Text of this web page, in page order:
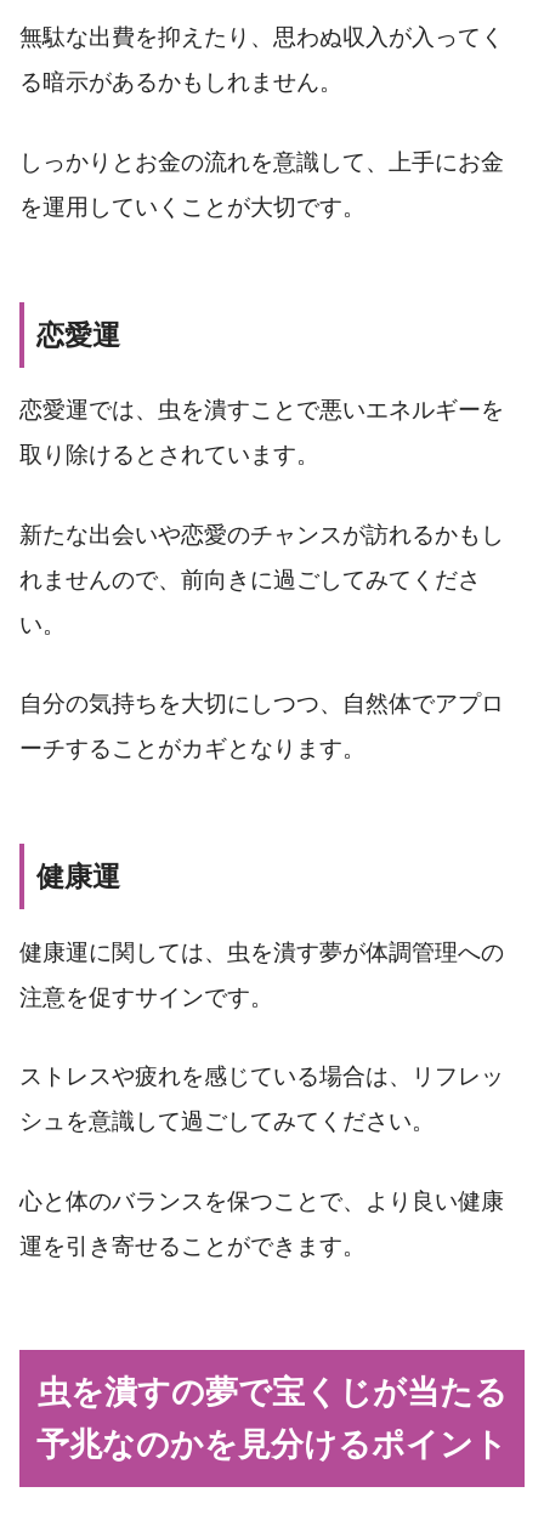
無駄な出費を抑えたり、思わぬ収入が入ってく
る暗示があるかもしれません。
しっかりとお金の流れを意識して、上手にお金
を運用していくことが大切です。
恋愛運
恋愛運では、虫を潰すことで悪いエネルギーを
取り除けるとされています。
新たな出会いや恋愛のチャンスが訪れるかもし
れませんので、前向きに過ごしてみてくださ
い。
自分の気持ちを大切にしつつ、自然体でアプロ
ーチすることがカギとなります。
健康運
健康運に関しては、虫を潰す夢が体調管理への
注意を促すサインです。
ストレスや疲れを感じている場合は、リフレッ
シュを意識して過ごしてみてください。
心と体のバランスを保つことで、より良い健康
運を引き寄せることができます。
虫を潰すの夢で宝くじが当たる
予兆なのかを見分けるポイント